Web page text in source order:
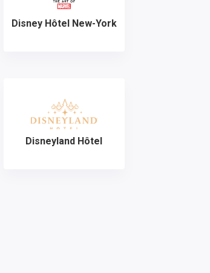
Disney Hôtel New-York
Disneyland Hôtel